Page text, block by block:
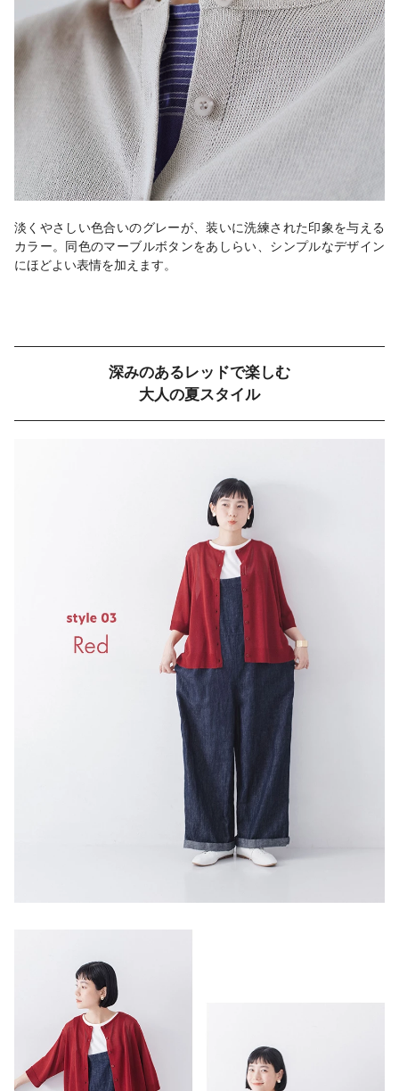
淡くやさしい色合いのグレーが、装いに洗練された印象を与える
カラー。同色のマーブルボタンをあしらい、シンプルなデザイン
にほどよい表情を加えます。
深みのあるレッドで楽しむ
大人の夏スタイル